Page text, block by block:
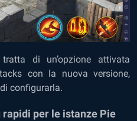
di un’opzione attivata
con la nuova versione,
configurarla.
per le istanze Pie